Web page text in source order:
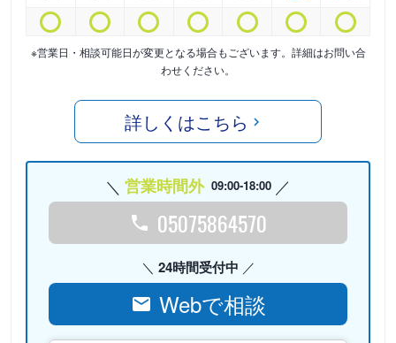
※営業日・相談可能日が変更となる場合もございます。詳細はお問い合
わせください。
詳しくはこちら
営業時間外 09:00-18:00
05075864570
24時間受付中
Webで相談